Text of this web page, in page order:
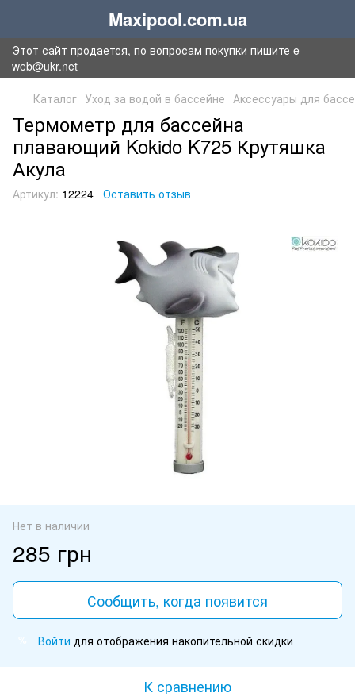
Maxipool.com.ua
Этот сайт продается, по вопросам покупки пишите e-
web@ukr.net
Каталог Уход за водой в бассейне Аксессуары для
Термометр для бассейна
плавающий Kokido K725 Крутяшка
Акула
Артикул: 12224 Оставить отзыв
Нет в наличии
285 грн
Сообщить, когда появится
Войти для отображения накопительной скидки
К сравнению